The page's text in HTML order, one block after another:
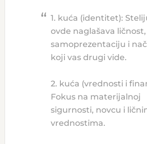
1. kuća (identitet):
ovde naglašava ličnost,
samoprezentaciju i
koji vas drugi vide.
2. kuća (vrednosti i
Fokus na materijalnoj
sigurnosti, novcu i
vrednostima.